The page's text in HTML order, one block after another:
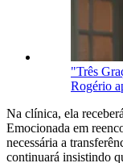
"Três
Rogério
Na clínica, ela
Emocionada em
necessária a
continuará insistindo